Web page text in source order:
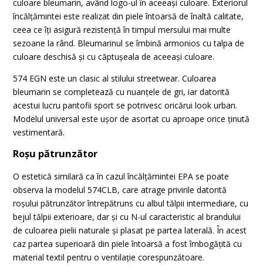
culoare bleumarin, având logo-ul în aceeași culoare. Exteriorul
încălțămintei este realizat din piele întoarsă de înaltă calitate,
ceea ce îți asigură rezistență în timpul mersului mai multe
sezoane la rând. Bleumarinul se îmbină armonios cu talpa de
culoare deschisă și cu căptușeala de aceeași culoare.
574 EGN este un clasic al stilului streetwear. Culoarea
bleumarin se completează cu nuanțele de gri, iar datorită
acestui lucru pantofii sport se potrivesc oricărui look urban.
Modelul universal este ușor de asortat cu aproape orice ținută
vestimentară.
Roșu pătrunzător
O estetică similară ca în cazul încălțămintei EPA se poate
observa la modelul 574CLB, care atrage privirile datorită
roșului pătrunzător întrepătruns cu albul tălpii intermediare, cu
bejul tălpii exterioare, dar și cu N-ul caracteristic al brandului
de culoarea pielii naturale și plasat pe partea laterală. În acest
caz partea superioară din piele întoarsă a fost îmbogățită cu
material textil pentru o ventilație corespunzătoare.